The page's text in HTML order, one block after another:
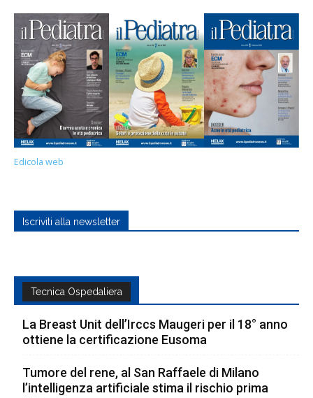
Edicola web
Iscriviti alla newsletter
Tecnica Ospedaliera
La Breast Unit dell’Irccs Maugeri per il 18° anno
ottiene la certificazione Eusoma
Tumore del rene, al San Raffaele di Milano
l’intelligenza artificiale stima il rischio prima